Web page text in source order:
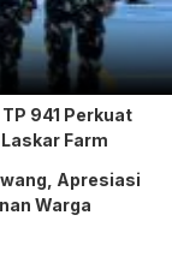
941 Perkuat
Farm
Apresiasi
Warga